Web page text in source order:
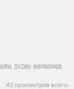
путин медведев
42 просмотров всего.